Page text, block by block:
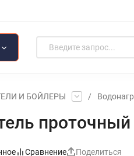
И БОЙЛЕРЫ /
Сравнение Поделиться